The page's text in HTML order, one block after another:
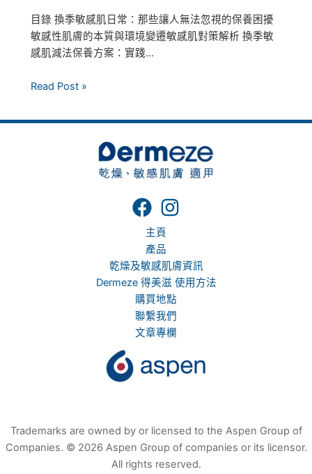
目錄 換季敏感肌日常：那些讓人無法忽視的保養困擾
敏感性肌膚的本質與環境變遷敏感肌對策解析 換季敏
感肌減法保養方案：實踐...
Read Post »
主頁
產品
乾燥及敏感肌膚資訊
Dermeze 得美滋 使用方法
購買地點
聯繫我們
文章專欄
Trademarks are owned by or licensed to the Aspen Group of
Companies. © 2026 Aspen Group of companies or its licensor.
All rights reserved.